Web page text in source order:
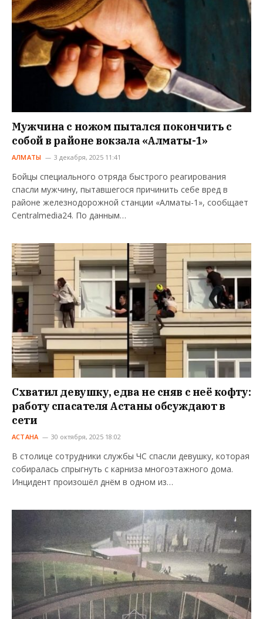
Мужчина с ножом пытался покончить с
собой в районе вокзала «Алматы-1»
АЛМАТЫ 3 декабря, 2025 11:41
Бойцы специального отряда быстрого реагирования
спасли мужчину, пытавшегося причинить себе вред в
районе железнодорожной станции «Алматы-1», сообщает
Centralmedia24. По данным…
Схватил девушку, едва не сняв с неё кофту:
работу спасателя Астаны обсуждают в
сети
АСТАНА 30 октября, 2025 18:02
В столице сотрудники службы ЧС спасли девушку, которая
собиралась спрыгнуть с карниза многоэтажного дома.
Инцидент произошёл днём в одном из…